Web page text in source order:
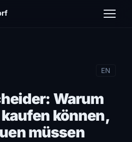
EN
Warum
können,
müssen